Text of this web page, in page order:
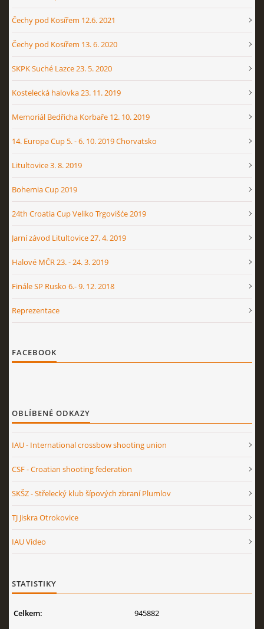
Čechy pod Kosířem 12.6. 2021
Čechy pod Kosířem 13. 6. 2020
SKPK Suché Lazce 23. 5. 2020
Kostelecká halovka 23. 11. 2019
Memoriál Bedřicha Korbaře 12. 10. 2019
14. Europa Cup 5. - 6. 10. 2019 Chorvatsko
Litultovice 3. 8. 2019
Bohemia Cup 2019
24th Croatia Cup Veliko Trgovišće 2019
Jarní závod Litultovice 27. 4. 2019
Halové MČR 23. - 24. 3. 2019
Finále SP Rusko 6.- 9. 12. 2018
Reprezentace
FACEBOOK
OBLÍBENÉ ODKAZY
IAU - International crossbow shooting union
CSF - Croatian shooting federation
SKŠZ - Střelecký klub šípových zbraní Plumlov
TJ Jiskra Otrokovice
IAU Video
STATISTIKY
Celkem:
945882